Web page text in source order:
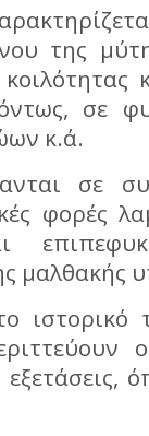
της
σε
κ.ά.
σε
φορές
μαλθακής
ιστορικό
εξετάσεις,